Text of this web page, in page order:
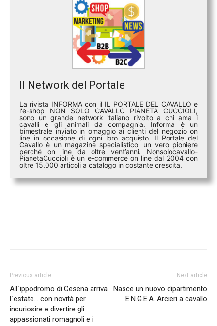
Il Network del Portale
La rivista INFORMA con il IL PORTALE DEL CAVALLO e
l'e-shop NON SOLO CAVALLO PIANETA CUCCIOLI,
sono un grande network italiano rivolto a chi ama i
cavalli e gli animali da compagnia. Informa è un
bimestrale inviato in omaggio ai clienti del negozio on
line in occasione di ogni loro acquisto. Il Portale del
Cavallo è un magazine specialistico, un vero pioniere
perché on line da oltre vent’anni. Nonsolocavallo-
PianetaCuccioli è un e-commerce on line dal 2004 con
oltre 15.000 articoli a catalogo in costante crescita.
Previous article
All´ippodromo di Cesena arriva
l´estate… con novità per
incuriosire e divertire gli
appassionati romagnoli e i
Next article
Nasce un nuovo dipartimento
E.N.G.E.A. Arcieri a cavallo